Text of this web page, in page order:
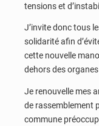
tensions et
J’invite donc tous
solidarité afin
cette nouvelle
dehors des
Je renouvelle mes
de rassemblement
commune